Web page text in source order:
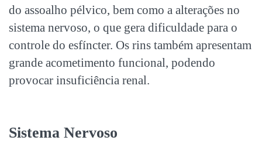
do assoalho pélvico, bem como a alterações no
sistema nervoso, o que gera dificuldade para o
controle do esfíncter. Os rins também apresentam
grande acometimento funcional, podendo
provocar insuficiência renal.
Sistema Nervoso